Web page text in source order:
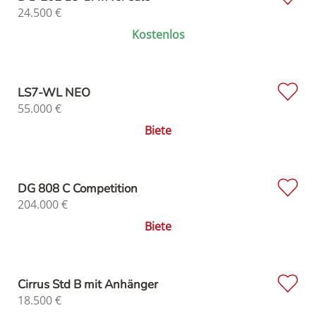
24.500€
Kostenlos
LS7-WL NEO
55.000€
Biete
DG 808 C Competition
204.000€
Biete
Cirrus Std B mit Anhänger
18.500€